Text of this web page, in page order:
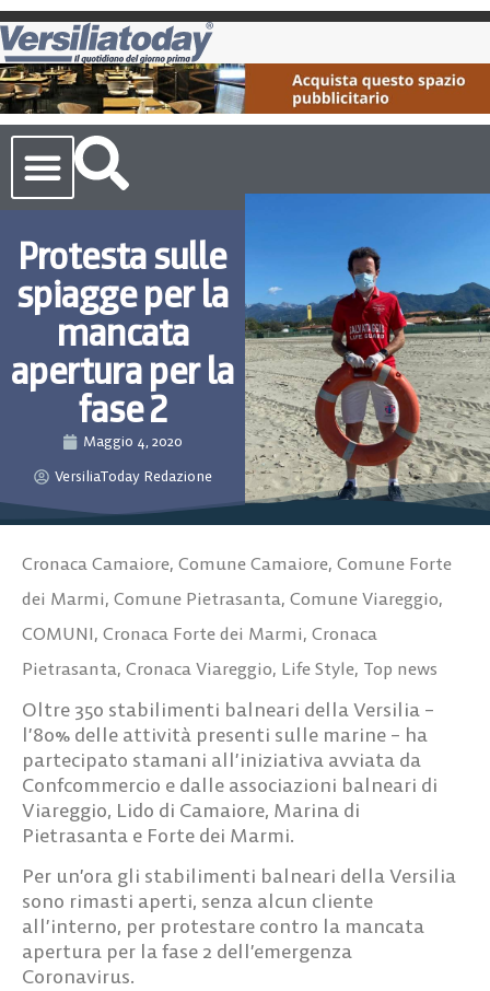
Protesta sulle
spiagge per la
mancata
apertura per la
fase 2
Maggio 4, 2020
VersiliaToday Redazione
Cronaca Camaiore, Comune Camaiore, Comune Forte
dei Marmi, Comune Pietrasanta, Comune Viareggio,
COMUNI, Cronaca Forte dei Marmi, Cronaca
Pietrasanta, Cronaca Viareggio, Life Style, Top news
Oltre 350 stabilimenti balneari della Versilia –
l’80% delle attività presenti sulle marine – ha
partecipato stamani all’iniziativa avviata da
Confcommercio e dalle associazioni balneari di
Viareggio, Lido di Camaiore, Marina di
Pietrasanta e Forte dei Marmi.
Per un’ora gli stabilimenti balneari della Versilia
sono rimasti aperti, senza alcun cliente
all’interno, per protestare contro la mancata
apertura per la fase 2 dell’emergenza
Coronavirus.